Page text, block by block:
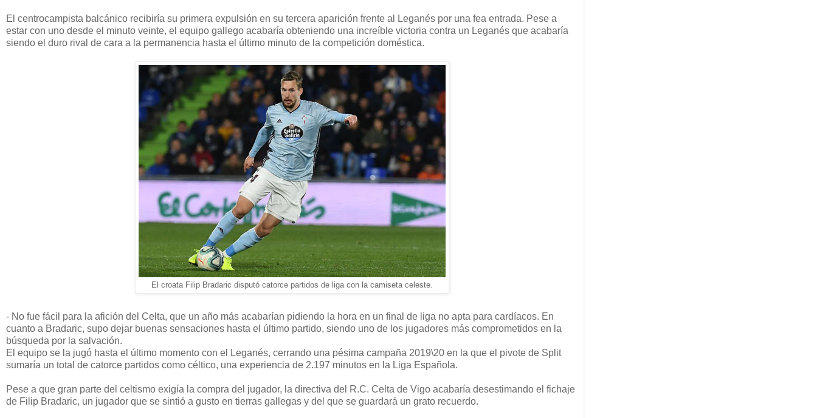
El centrocampista balcánico recibiría su primera expulsión en su tercera aparición frente al Leganés por una fea entrada. Pese a
estar con uno desde el minuto veinte, el equipo gallego acabaría obteniendo una increíble victoria contra un Leganés que acabaría
siendo el duro rival de cara a la permanencia hasta el último minuto de la competición doméstica.
El croata Filip Bradaric disputó catorce partidos de liga con la camiseta celeste.
- No fue fácil para la afición del Celta, que un año más acabarían pidiendo la hora en un final de liga no apta para cardíacos. En
cuanto a Bradaric, supo dejar buenas sensaciones hasta el último partido, siendo uno de los jugadores más comprometidos en la
búsqueda por la salvación.
El equipo se la jugó hasta el último momento con el Leganés, cerrando una pésima campaña 2019\20 en la que el pivote de Split
sumaría un total de catorce partidos como céltico, una experiencia de 2.197 minutos en la Liga Española.
Pese a que gran parte del celtismo exigía la compra del jugador, la directiva del R.C. Celta de Vigo acabaría desestimando el fichaje
de Filip Bradaric, un jugador que se sintió a gusto en tierras gallegas y del que se guardará un grato recuerdo.